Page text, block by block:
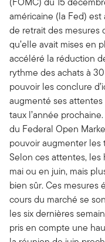
américaine (la Fed)
de retrait des mesures
qu’elle avait mises en
accéléré la réduction
rythme des achats à
pouvoir les conclure
augmenté ses
taux l’année
du Federal Open
pouvoir augmenter les
Selon ces attentes,
mai ou en juin, mais
bien sûr. Ces mesures
cours du marché se
les six dernières
pris en compte une